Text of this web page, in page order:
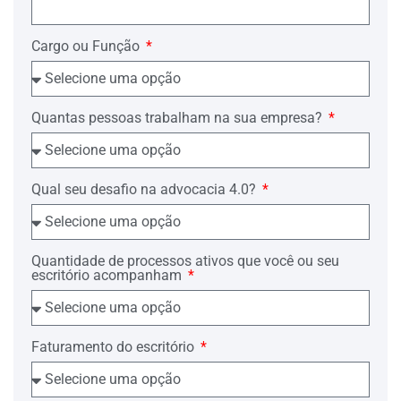
Art. 8º A universidade deve pronunciar-
se sobre o pedido de revalidação no
prazo máximo de 6 (seis) meses da data
de recepção do mesmo, fazendo o
devido registro ou devolvendo a
solicitação ao interessado, com a
justificativa cabível.
§ 1º Da decisão caberá recurso, no
âmbito da universidade, no prazo
estipulado em regimento.
§ 2º Esgotadas as possibilidades de
acolhimento do pedido de revalidação
pela universidade, caberá recurso à
Câmara de Educação Superior do
Conselho Nacional de Educação. (Grifo
nosso).
Por essas razões, entra o Impetrante com
fulcro no art. 1º da Lei nº 12.016/2009,
para que possa ter ser direito líquido e
certo de revalidação de diploma
Cargo ou Função
Quantas pessoas trabalham na sua empresa?
Qual seu desafio na advocacia 4.0?
Quantidade de processos ativos que você ou seu
escritório acompanham
Faturamento do escritório